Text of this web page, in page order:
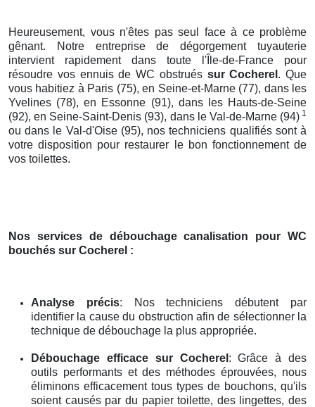
Heureusement, vous n'êtes pas seul face à ce problème
gênant. Notre entreprise de dégorgement tuyauterie
intervient rapidement dans toute l'Île-de-France pour
résoudre vos ennuis de WC obstrués sur Cocherel . Que
vous habitiez à Paris (75), en Seine-et-Marne (77), dans les
Yvelines (78), en Essonne (91), dans les Hauts-de-Seine
(92), en Seine-Saint-Denis (93), dans le Val-de-Marne (94)1
ou dans le Val-d'Oise (95), nos techniciens qualifiés sont à
votre disposition pour restaurer le bon fonctionnement de
vos toilettes.
Nos services de débouchage canalisation pour WC
bouchés sur Cocherel :
Analyse précis: Nos techniciens débutent par
identifier la cause du obstruction afin de sélectionner la
technique de débouchage la plus appropriée.
Débouchage efficace sur Cocherel : Grâce à des
outils performants et des méthodes éprouvées, nous
éliminons efficacement tous types de bouchons, qu'ils
soient causés par du papier toilette, des lingettes, des